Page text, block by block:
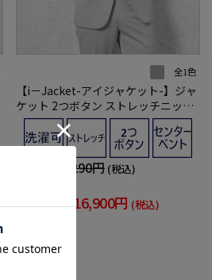
全1色
【i－Jacket-アイジャケット-】ジャ
ケット 2つボタン ストレッチニット
素材 ウォッシャブル
26,290円 (税込)
WEB価格：16,900円 (税込)